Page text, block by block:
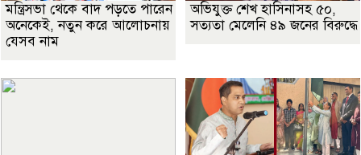
মন্ত্রিসভা থেকে বাদ পড়তে পারেন
অনেকেই, নতুন করে আলোচনায়
যেসব নাম
অভিযুক্ত শেখ হাসিনাসহ ৫০,
সত্যতা মেলেনি ৪৯ জনের বিরুদ্ধে